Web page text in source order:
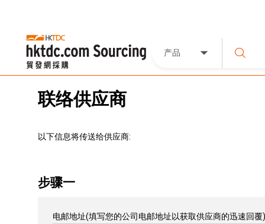
产品
联络供应商
以下信息将传送给供应商:
步骤一
电邮地址(填写您的公司电邮地址以获取供应商的迅速回覆)